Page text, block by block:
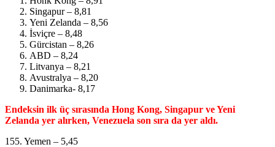
Singapur – 8,81
Yeni Zelanda – 8,56
İsviçre – 8,48
Gürcistan – 8,26
ABD – 8,24
Litvanya – 8,21
Avustralya – 8,20
Danimarka- 8,17
Endeksin ilk üç sırasında Hong Kong, Singapur ve Yeni
Zelanda yer alırken, Venezuela son sıra da yer aldı.
155. Yemen – 5,45